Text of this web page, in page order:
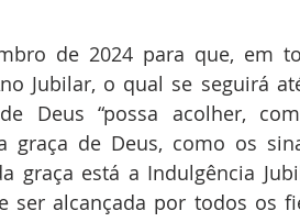
de 2024 para que, em
Jubilar, o qual se seguirá
Deus “possa acolher,
graça de Deus, como os
graça está a Indulgência
ser alcançada por todos os